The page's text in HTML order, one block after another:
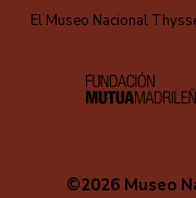
El Museo Nacional
©2026 Museo